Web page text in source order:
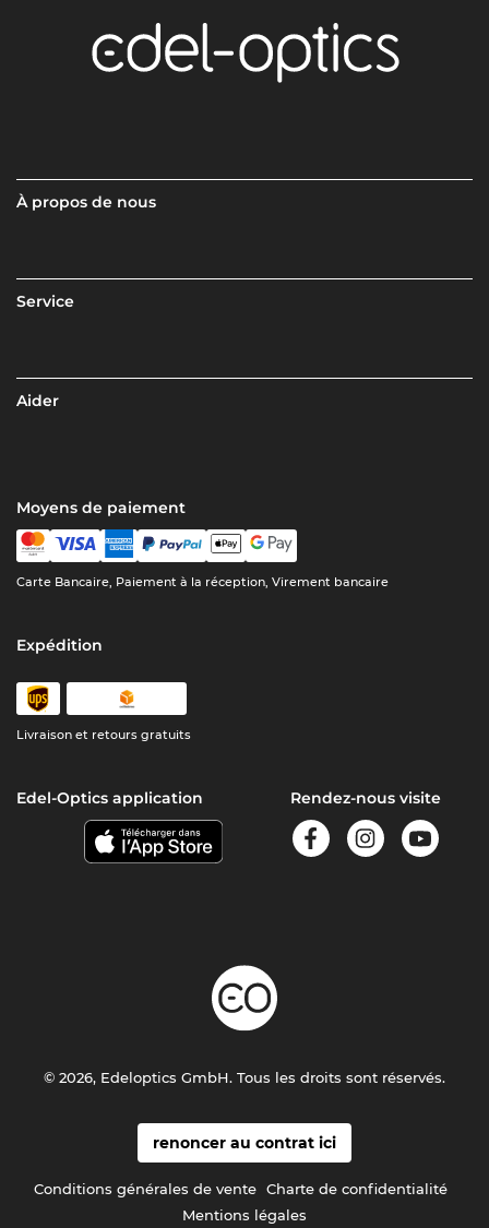
À propos de nous
Service
Aider
Moyens de paiement
Carte Bancaire, Paiement à la réception, Virement bancaire
Expédition
Livraison et retours gratuits
Edel-Optics application Rendez-nous visite
renoncer au contrat ici
Conditions générales de vente Charte de confidentialité
Mentions légales
© 2026, Edeloptics GmbH. Tous les droits sont réservés.